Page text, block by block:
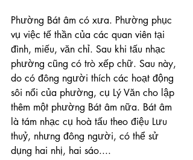
Phường Bát âm có xưa. Phường phục
vụ việc tế thần của các quan viên tại
đình, miếu, văn chỉ. Sau khi tấu nhạc
phường cũng có trò xếp chữ. Sau này,
do có đông người thích các hoạt động
sôi nổi của phường, cụ Lý Văn cho lập
thêm một phường Bát âm nữa. Bát âm
là tám nhạc cụ hoà tấu theo điệu Lưu
thuỷ, nhưng đông người, có thể sử
dụng hai nhị, hai sáo....